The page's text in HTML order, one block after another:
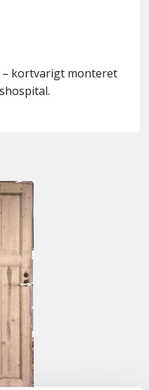
– kortvarigt monteret